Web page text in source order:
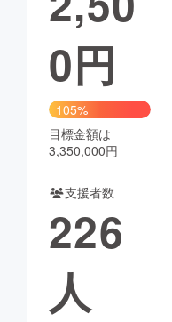
CAMPFIRE Creation
ya コミュニティ
0円
105%
目標金額は
3,350,000円
支援者数
226
人